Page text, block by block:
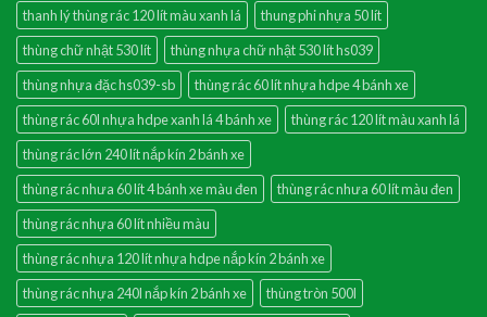
thanh lý thùng rác 120 lít màu xanh lá
thung phi nhựa 50 lít
thùng chữ nhật 530 lít
thùng nhựa chữ nhật 530 lít hs039
thùng nhựa đặc hs039-sb
thùng rác 60 lít nhựa hdpe 4 bánh xe
thùng rác 60l nhựa hdpe xanh lá 4 bánh xe
thùng rác 120 lít màu xanh lá
thùng rác lớn 240 lít nắp kín 2 bánh xe
thùng rác nhưa 60 lít 4 bánh xe màu đen
thùng rác nhưa 60 lít màu đen
thùng rác nhựa 60 lít nhiều màu
thùng rác nhựa 120 lít nhựa hdpe nắp kín 2 bánh xe
thùng rác nhựa 240l nắp kín 2 bánh xe
thùng tròn 500l